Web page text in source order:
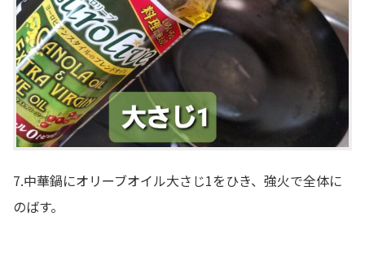
7.中華鍋にオリーブオイル大さじ1をひき、強火で全体に
のばす。